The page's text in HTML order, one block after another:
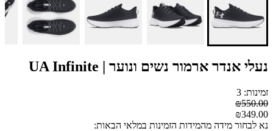
נעלי אנדר ארמור נשים ונוער | UA Infinite
זמינות: 3
₪550.00
₪349.00
נא לבחור מידה מהמידות הזמינות במלאי הבאות: